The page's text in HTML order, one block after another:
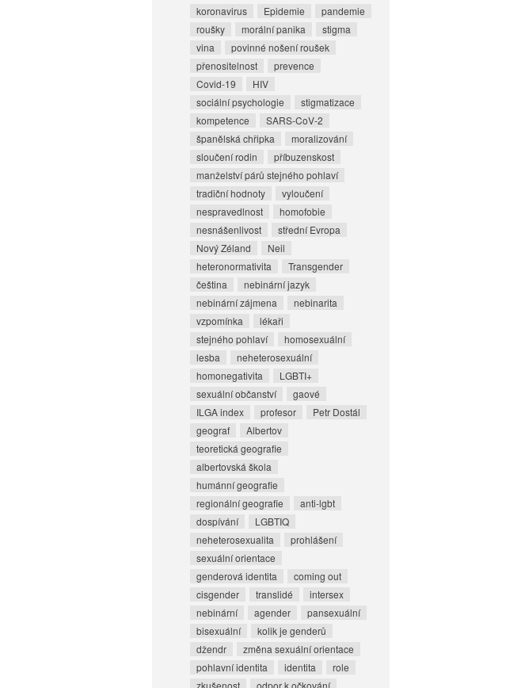
koronavirus
Epidemie
pandemie
roušky
morální panika
stigma
vina
povinné nošení roušek
přenositelnost
prevence
Covid-19
HIV
sociální psychologie
stigmatizace
kompetence
SARS-CoV-2
španělská chřipka
moralizování
sloučení rodin
příbuzenskost
manželství párů stejného pohlaví
tradiční hodnoty
vyloučení
nespravedlnost
homofobie
nesnášenlivost
střední Evropa
Nový Zéland
Neil
heteronormativita
Transgender
čeština
nebinární jazyk
nebinární zájmena
nebinarita
vzpomínka
lékaři
stejného pohlaví
homosexuální
lesba
neheterosexuální
homonegativita
LGBTI+
sexuální občanství
gaové
ILGA index
profesor
Petr Dostál
geograf
Albertov
teoretická geografie
albertovská škola
humánní geografie
regionální geografie
anti-lgbt
dospívání
LGBTIQ
neheterosexualita
prohlášení
sexuální orientace
genderová identita
coming out
cisgender
translidé
intersex
nebinární
agender
pansexuální
bisexuální
kolik je genderů
džendr
změna sexuální orientace
pohlavní identita
identita
role
zkušenost
odpor k očkování